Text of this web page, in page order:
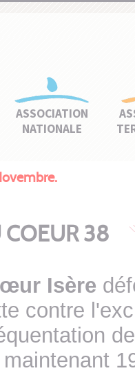
ASSOCIATION
NATIONALE
COEUR 38
Isère
contre